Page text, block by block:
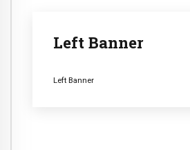
Left Banner
Left Banner